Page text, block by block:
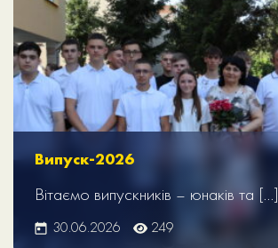
Випуск-2026
Вітаємо випускників – юнаків та […]
30.06.2026 249